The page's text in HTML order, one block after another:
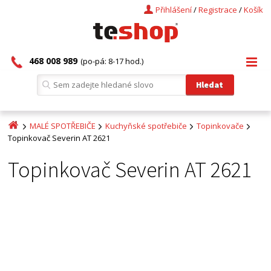
Košík
/
Registrace
/
Přihlášení
468 008 989 (po-pá: 8-17 hod.)
MALÉ SPOTŘEBIČE Kuchyňské spotřebiče
Topinkovače
Topinkovač Severin AT 2621
Topinkovač Severin AT 2621